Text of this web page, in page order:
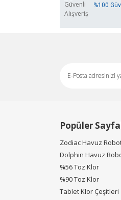
Ürün
Bu
%100
Popüler
Zodiac Havuz
Dolphin Havuz
%56 Toz Klor
%90 Toz Klor
Tablet Klor Çeşitleri